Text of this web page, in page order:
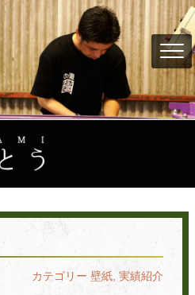
カテゴリー 壁紙 実績紹介